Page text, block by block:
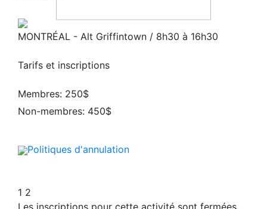
MONTRÉAL - Alt Griffintown / 8h30 à 16h30
Tarifs et inscriptions
Membres: 250$
Non-membres: 450$
Politiques d'annulation
1 2
Les inscriptions pour cette activité sont fermées.